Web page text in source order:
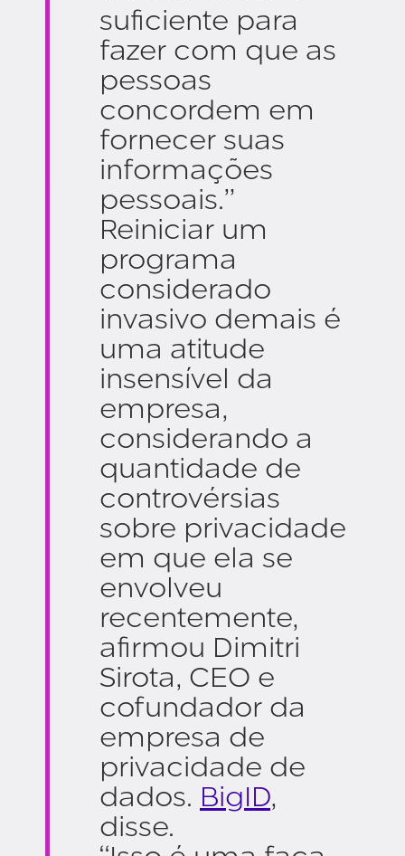
suficiente para
fazer com que as
pessoas
concordem em
fornecer suas
informações
pessoais.”
Reiniciar um
programa
considerado
invasivo demais é
uma atitude
insensível da
empresa,
considerando a
quantidade de
controvérsias
sobre privacidade
em que ela se
envolveu
recentemente,
afirmou Dimitri
Sirota, CEO e
cofundador da
empresa de
privacidade de
dados. BigID,
disse.